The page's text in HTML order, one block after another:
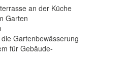
an der Küche
Garten
Gartenbewässerung
für Gebäude-